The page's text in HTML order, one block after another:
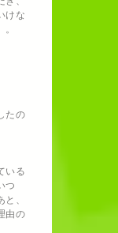
けな
たの
いる
つ
、
由の